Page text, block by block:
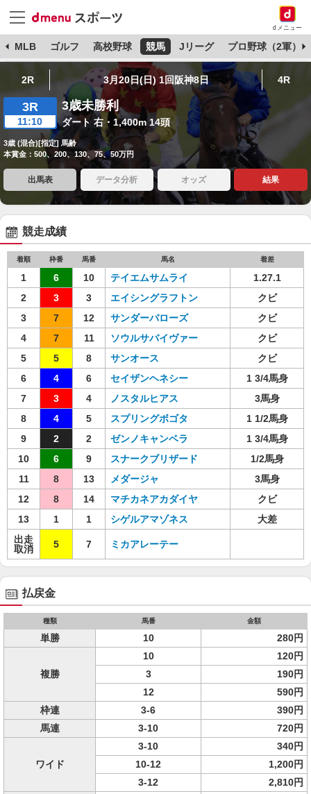
dメニュー
MLB ゴルフ 高校野球 競馬 Jリーグ プロ野球（2軍）
2R 3月20日(日) 1回阪神8日 4R
3R
11:10
3歳未勝利
ダート 右・1,400m 14頭
3歳 (混合)[指定] 馬齢
本賞金：500、200、130、75、50万円
出馬表 データ分析 オッズ 結果
競走成績
着順 枠番 馬番 馬名 着差
1 6 10 テイエムサムライ
1.27.1
2
3 3 エイシングラフトン
クビ
3
7 12 サンダーバローズ
クビ
4
7 11 ソウルサバイヴァー
クビ
5
5 8 サンオース
クビ
6
4 6 セイザンヘネシー
1 3/4馬身
7
3 4 ノスタルヒアス
3馬身
8
4 5 スプリングボゴタ
1 1/2馬身
9
2 2 ゼンノキャンベラ
1 3/4馬身
10
6 9 スナークブリザード
1/2馬身
11
8 13 メダージャ
3馬身
12
8 14 マチカネアカダイヤ
クビ
13
1 1 シゲルアマゾネス
大差
出走
取消
5 7 ミカアレーテー
払戻金
種類 馬番 金額
単勝 10 280円
複勝
10
120円
3
190円
12
590円
枠連
3-6
390円
馬連
3-10 720円
ワイド
3-10
340円
10-12
1,200円
3-12
2,810円